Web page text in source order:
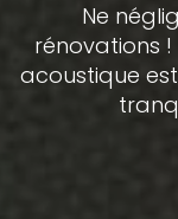
Ne
rénovations !
acoustique